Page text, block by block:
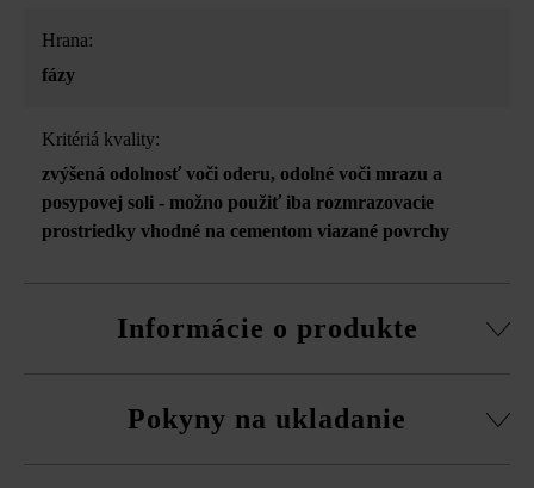
Hrana:
fázy
Kritériá kvality:
zvýšená odolnosť voči oderu, odolné voči mrazu a
posypovej soli - možno použiť iba rozmrazovacie
prostriedky vhodné na cementom viazané povrchy
Informácie o produkte
Stabilizačné dištančné prvky proti poškodeniam pri
Pokyny na ukladanie